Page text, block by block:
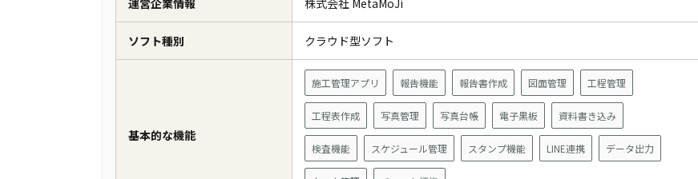
運営企業情報 株式会社 MetaMoJi
ソフト種別 クラウド型ソフト
基本的な機能
施工管理アプリ 報告機能 報告書作成 図面管理 工程管理
工程表作成 写真管理 写真台帳 電子黒板 資料書き込み
検査機能 スケジュール管理 スタンプ機能 LINE連携 データ出力